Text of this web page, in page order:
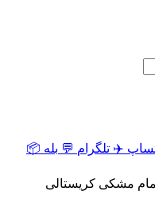
✈️ تلگرام 💬 بله 📦
مشکی کریستالی